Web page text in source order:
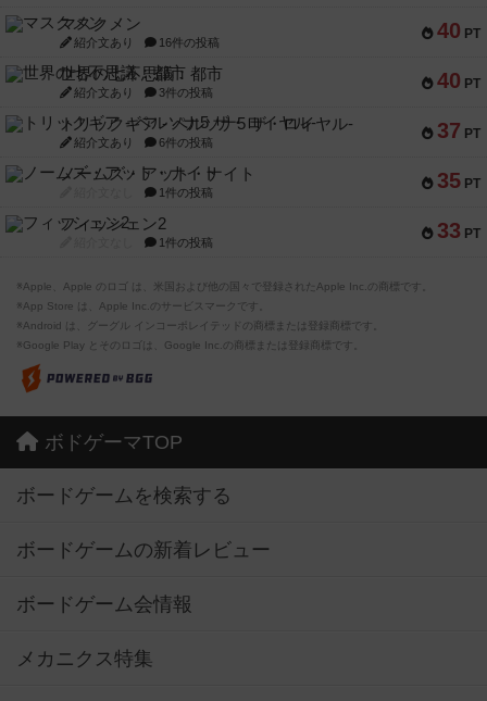
40 PT
マスクメン
紹介文あり 16件の投稿
40 PT
世界の七不思議：都市
紹介文あり 3件の投稿
37 PT
トリックギア - ペルソナ5 ザ・ロイヤル-
紹介文あり 6件の投稿
35 PT
ノームズ・アット・ナイト
1件の投稿
33 PT
フィッシェン2
1件の投稿
※Apple、Apple のロゴ は、米国および他の国々で登録されたApple Inc.の商標です。
※App Store は、Apple Inc.のサービスマークです。
※Android は、グーグル インコーポレイテッドの商標または登録商標です。
※Google Play とそのロゴは、Google Inc.の商標または登録商標です。
ボドゲーマTOP
ボードゲームを検索する
ボードゲームの新着レビュー
ボードゲーム会情報
メカニクス特集